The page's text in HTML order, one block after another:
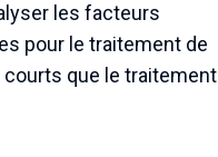
les facteurs
pour le traitement de
courts que le traitement